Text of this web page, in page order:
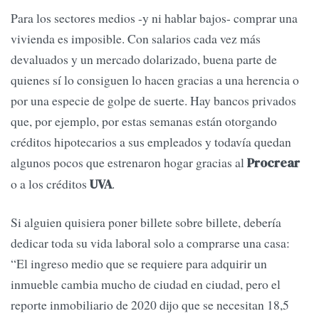
Para los sectores medios -y ni hablar bajos- comprar una
vivienda es imposible. Con salarios cada vez más
devaluados y un mercado dolarizado, buena parte de
quienes sí lo consiguen lo hacen gracias a una herencia o
por una especie de golpe de suerte. Hay bancos privados
que, por ejemplo, por estas semanas están otorgando
créditos hipotecarios a sus empleados y todavía quedan
algunos pocos que estrenaron hogar gracias alProcrear
o a los créditos UVA.
Si alguien quisiera poner billete sobre billete, debería
dedicar toda su vida laboral solo a comprarse una casa:
“El ingreso medio que se requiere para adquirir un
inmueble cambia mucho de ciudad en ciudad, pero el
reporte inmobiliario de 2020 dijo que se necesitan 18,5